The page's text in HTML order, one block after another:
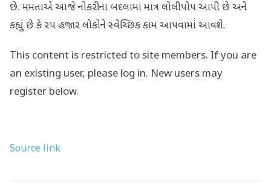
છે. મમતાએ આજે નોકરીના બદલામાં માત્ર લોલીપોપ આપી છે અને
કહ્યું છે કે ૨૫ હજાર લોકોને સ્વેચ્છિક કામ આપવામાં આવશે.
This content is restricted to site members. If you are
an existing user, please log in. New users may
register below.
Source link